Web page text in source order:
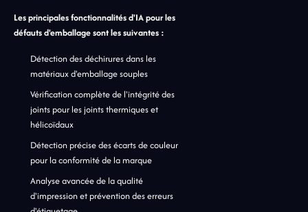
Les principales fonctionnalités d'IA pour les
défauts d'emballage sont les suivantes :
Détection des déchirures dans les
matériaux d'emballage souples
Vérification complète de l'intégrité des
joints pour les joints thermiques et
hélicoïdaux
Détection précise des écarts de couleur
pour la conformité de la marque
Analyse avancée de la qualité
d'impression et prévention des erreurs